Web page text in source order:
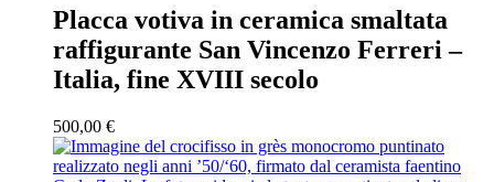
Placca votiva in ceramica smaltata
raffigurante San Vincenzo Ferreri –
Italia, fine XVIII secolo
500,00 €